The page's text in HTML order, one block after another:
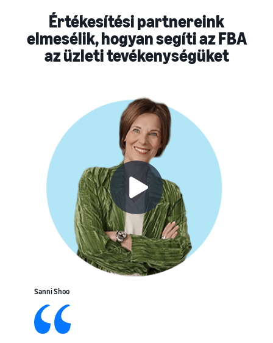
Értékesítési partnereink
elmesélik, hogyan segíti az FBA
az üzleti tevékenységüket
Sanni Shoo